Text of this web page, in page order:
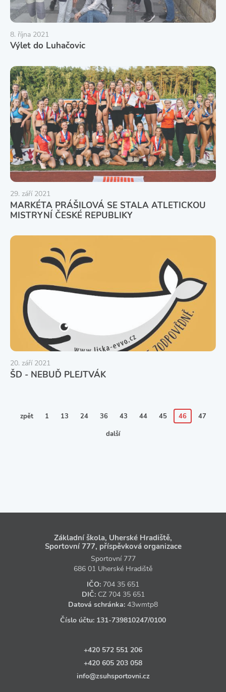
8. října 2021
Výlet do Luhačovic
29. září 2021
MARKÉTA PRÁŠILOVÁ SE STALA ATLETICKOU
MISTRYNÍ ČESKÉ REPUBLIKY
20. září 2021
ŠD - NEBUĎ PLEJTVÁK
zpět 1 13 24 36 43 44 45 46 47
další
Základní škola, Uherské Hradiště,
Sportovní 777, příspěvková organizace
Sportovní 777
686 01 Uherské Hradiště
IČO: 704 35 651
DIČ: CZ 704 35 651
Datová schránka: 43wmtp8
Číslo účtu: 131‑739810247/0100
+420 572 551 206
+420 605 203 058
info@zsuhsportovni.cz